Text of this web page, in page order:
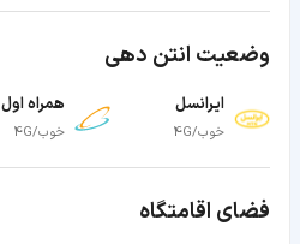
وضعیت انتن دهی
ایرانسل
خوب/4G
همراه اول
خوب/4G
فضای اقامتگاه